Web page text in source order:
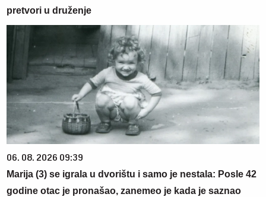
pretvori u druženje
06. 08. 2026 09:39
Marija (3) se igrala u dvorištu i samo je nestala: Posle 42
godine otac je pronašao, zanemeo je kada je saznao